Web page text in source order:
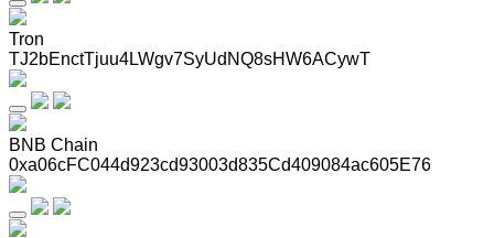
Tron
TJ2bEnctTjuu4LWgv7SyUdNQ8sHW6ACywT
BNB Chain
0xa06cFC044d923cd93003d835Cd409084ac605E76